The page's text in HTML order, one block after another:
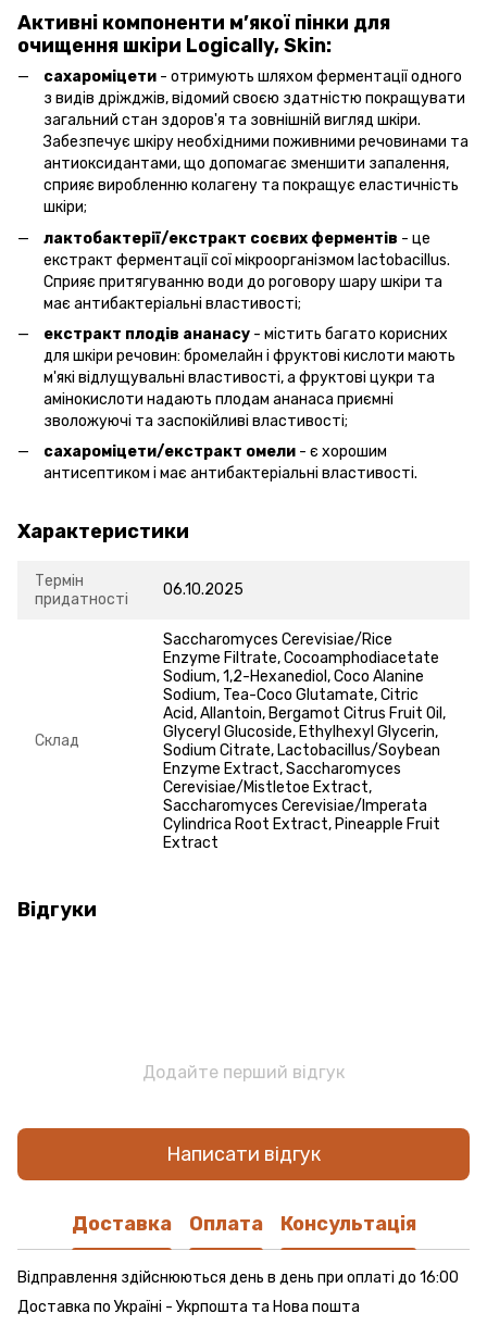
Активні компоненти м’якої пінки для
очищення шкіри Logically, Skin:
cахароміцети - отримують шляхом ферментації одного
з видів дріжджів, відомий своєю здатністю покращувати
загальний стан здоров'я та зовнішній вигляд шкіри.
Забезпечує шкіру необхідними поживними речовинами та
антиоксидантами, що допомагає зменшити запалення,
сприяє виробленню колагену та покращує еластичність
шкіри;
лактобактерії/екстракт соєвих ферментів - це
екстракт ферментації сої мікроорганізмом lactobacillus.
Сприяє притягуванню води до роговору шару шкіри та
має антибактеріальні властивості;
екстракт плодів ананасу - містить багато корисних
для шкіри речовин: бромелайн і фруктові кислоти мають
м'які відлущувальні властивості, а фруктові цукри та
амінокислоти надають плодам ананаса приємні
зволожуючі та заспокійливі властивості;
сахароміцети/екстракт омели - є хорошим
антисептиком і має антибактеріальні властивості.
Характеристики
Термін
придатності
06.10.2025
Склад
Saccharomyces Cerevisiae/Rice
Enzyme Filtrate, Cocoamphodiacetate
Sodium, 1,2-Hexanediol, Coco Alanine
Sodium, Tea-Coco Glutamate, Citric
Acid, Allantoin, Bergamot Citrus Fruit Oil,
Glyceryl Glucoside, Ethylhexyl Glycerin,
Sodium Citrate, Lactobacillus/Soybean
Enzyme Extract, Saccharomyces
Cerevisiae/Mistletoe Extract,
Saccharomyces Cerevisiae/Imperata
Cylindrica Root Extract, Pineapple Fruit
Extract
Відгуки
Додайте перший відгук
Написати відгук
Доставка Оплата Консультація
Відправлення здійснюються день в день при оплаті до 16:00
Доставка по Україні - Укрпошта та Нова пошта